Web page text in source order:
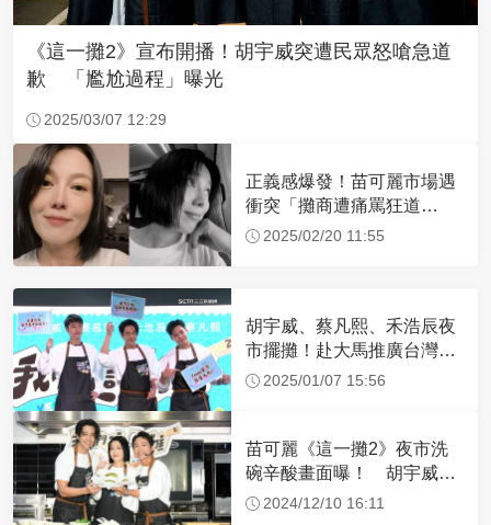
《這一攤2》宣布開播！胡宇威突遭民眾怒嗆急道
歉 「尷尬過程」曝光
2025/03/07 12:29
正義感爆發！苗可麗市場遇
衝突「攤商遭痛罵狂道
歉」 她不忍靠一招化解
2025/02/20 11:55
胡宇威、蔡凡熙、禾浩辰夜
市擺攤！赴大馬推廣台灣美
食 2025/01/07 15:56
苗可麗《這一攤2》夜市洗
碗辛酸畫面曝！ 胡宇威兇
起來大家都會怕
2024/12/10 16:11